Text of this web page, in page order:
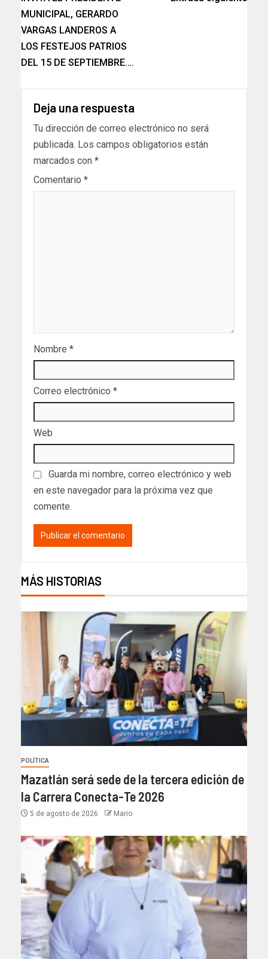
MUNICIPAL, GERARDO
VARGAS LANDEROS A
LOS FESTEJOS PATRIOS
DEL 15 DE SEPTIEMBRE….
Deja una respuesta
Tu dirección de correo electrónico no será
publicada. Los campos obligatorios están
marcados con *
Comentario *
Nombre *
Correo electrónico *
Web
Guarda mi nombre, correo electrónico y web
en este navegador para la próxima vez que
comente.
MÁS HISTORIAS
POLÍTICA
Mazatlán será sede de la tercera edición de
la Carrera Conecta-Te 2026
5 de agosto de 2026 Mario